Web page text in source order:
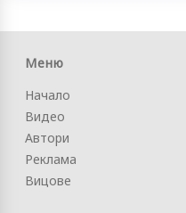
Меню
Начало
Видео
Автори
Реклама
Вицове